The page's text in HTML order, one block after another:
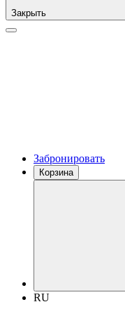
Закрыть
Забронировать
Корзина
RU